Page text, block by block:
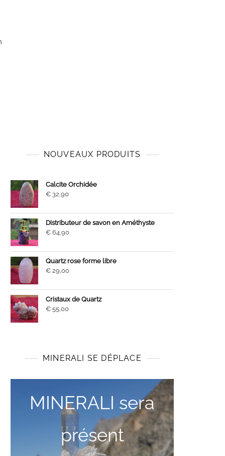
NOUVEAUX PRODUITS
Calcite Orchidée
€ 32,90
Distributeur de savon en Améthyste
€ 64,90
Quartz rose forme libre
€ 29,00
Cristaux de Quartz
€ 55,00
MINERALI SE DÉPLACE
MINERALI sera
présent